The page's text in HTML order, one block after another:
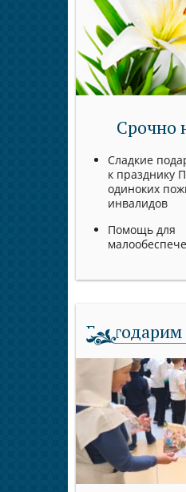
Срочно
Сладкие
к празднику
одиноких
инвалидов
Помощь для